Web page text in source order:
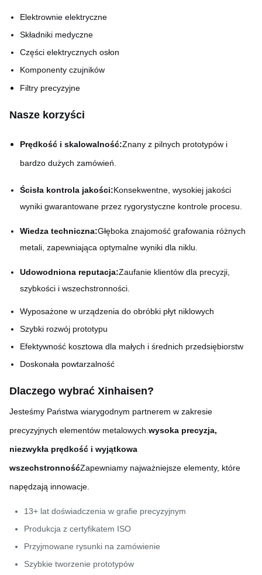
Elektrownie elektryczne
Składniki medyczne
Części elektrycznych osłon
Komponenty czujników
Filtry precyzyjne
Nasze korzyści
Prędkość i skalowalność:Znany z pilnych prototypów i
bardzo dużych zamówień.
Ścisła kontrola jakości:Konsekwentne, wysokiej jakości
wyniki gwarantowane przez rygorystyczne kontrole procesu.
Wiedza techniczna:Głęboka znajomość grafowania różnych
metali, zapewniająca optymalne wyniki dla niklu.
Udowodniona reputacja:Zaufanie klientów dla precyzji,
szybkości i wszechstronności.
Wyposażone w urządzenia do obróbki płyt niklowych
Szybki rozwój prototypu
Efektywność kosztowa dla małych i średnich przedsiębiorstw
Doskonała powtarzalność
Dlaczego wybrać Xinhaisen?
Jesteśmy Państwa wiarygodnym partnerem w zakresie
precyzyjnych elementów metalowych.wysoka precyzja,
niezwykła prędkość i wyjątkowa
wszechstronnośćZapewniamy najważniejsze elementy, które
napędzają innowacje.
13+ lat doświadczenia w grafie precyzyjnym
Produkcja z certyfikatem ISO
Przyjmowane rysunki na zamówienie
Szybkie tworzenie prototypów